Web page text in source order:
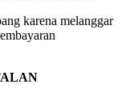
karena melanggar